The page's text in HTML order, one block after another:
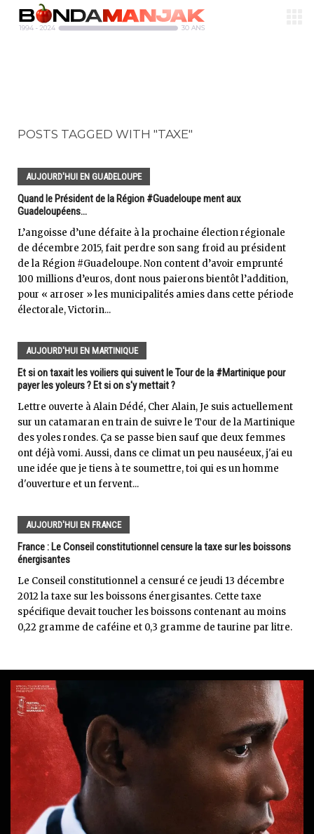
POSTS TAGGED WITH "TAXE"
AUJOURD'HUI EN GUADELOUPE
Quand le Président de la Région #Guadeloupe ment aux
Guadeloupéens...
L’angoisse d’une défaite à la prochaine élection régionale
de décembre 2015, fait perdre son sang froid au président
de la Région #Guadeloupe. Non content d’avoir emprunté
100 millions d’euros, dont nous paierons bientôt l’addition,
pour « arroser » les municipalités amies dans cette période
électorale, Victorin...
AUJOURD'HUI EN MARTINIQUE
Et si on taxait les voiliers qui suivent le Tour de la #Martinique pour
payer les yoleurs ? Et si on s'y mettait ?
Lettre ouverte à Alain Dédé, Cher Alain, Je suis actuellement
sur un catamaran en train de suivre le Tour de la Martinique
des yoles rondes. Ça se passe bien sauf que deux femmes
ont déjà vomi. Aussi, dans ce climat un peu nauséeux, j'ai eu
une idée que je tiens à te soumettre, toi qui es un homme
d'ouverture et un fervent...
AUJOURD'HUI EN FRANCE
France : Le Conseil constitutionnel censure la taxe sur les boissons
énergisantes
Le Conseil constitutionnel a censuré ce jeudi 13 décembre
2012 la taxe sur les boissons énergisantes. Cette taxe
spécifique devait toucher les boissons contenant au moins
0,22 gramme de caféine et 0,3 gramme de taurine par litre.